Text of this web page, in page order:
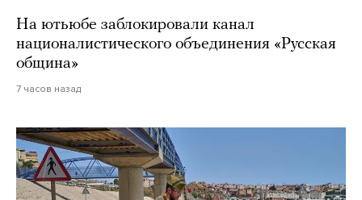
На ютьюбе заблокировали канал
националистического объединения «Русская
община»
7 часов назад